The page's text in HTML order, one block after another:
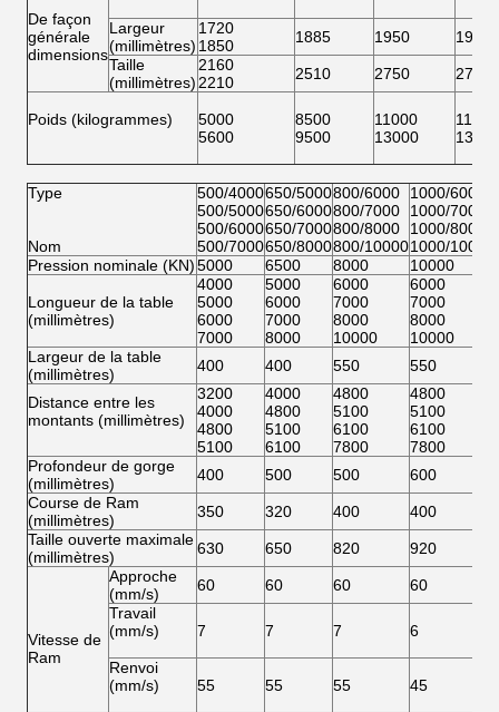
De façon
générale
dimensions
Largeur
(millimètres)
1720
1850
1885 1950
1950
Taille
(millimètres)
2160
2210
2510 2750 2750
Poids (kilogrammes)
5000
5600
8500
9500
11000
13000
11500
13500
Type
Nom
500/4000
500/5000
500/6000
500/7000
650/5000
650/6000
650/7000
650/8000
800/6000
800/7000
800/8000
800/10000
1000/6000
1000/7000
1000/8000
1000/10000
Pression nominale (KN)5000 6500 8000 10000
Longueur de la table
(millimètres)
4000
5000
6000
7000
5000
6000
7000
8000
6000
7000
8000
10000
6000
7000
8000
10000
Largeur de la table
(millimètres)
400 400 550 550
Distance entre les
montants (millimètres)
3200
4000
4800
5100
4000
4800
5100
6100
4800
5100
6100
7800
4800
5100
6100
7800
Profondeur de gorge
(millimètres)
400 500 500 600
Course de Ram
(millimètres)
350 320 400 400
Taille ouverte maximale
(millimètres)
630 650 820 920
Vitesse de
Ram
Approche
(mm/s)
60 60 60 60
Travail
(mm/s)
7 7 7 6
Renvoi
(mm/s)
55 55 55 45